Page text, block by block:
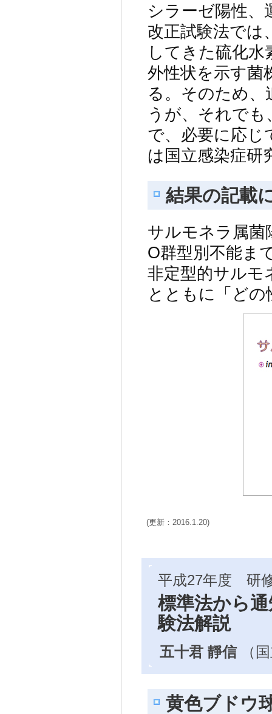
シラーゼ陽性、
改正試験法では
してきた硫化
外性状を示す菌
る。そのため、
うが、それで
で、必要に応じ
は国立感染症研
結果の記載
サルモネラ属菌
O群型別不能ま
非定型的サルモ
とともに「ど
(更新：2016.1.20)
平成27年度 研
標準法から
験法解説
五十君 靜信 （
黄色ブドウ